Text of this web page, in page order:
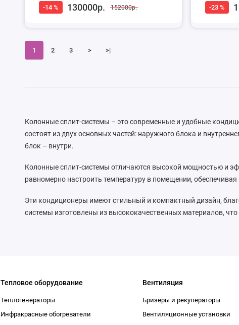
-14 % 130000р. 152000р. -23 %
1 2 3 > >|
Колонные сплит-системы – это современные и удобные
состоят из двух основных частей: наружного блока и
блок – внутри.
Колонные сплит-системы отличаются высокой мощностью и
равномерно настроить температуру в помещении,
Эти кондиционеры имеют стильный и компактный дизайн,
системы изготовлены из высококачественных материалов,
Тепловое оборудование
Теплогенераторы
Инфракрасные обогреватели
Вентиляция
Бризеры и рекуператоры
Вентиляционные установки